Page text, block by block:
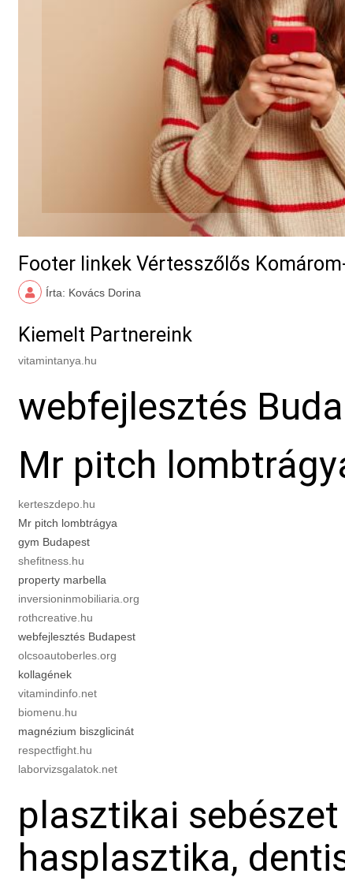
Footer linkek Vértesszőlős
Írta: Kovács Dorina
Kiemelt Partnereink
vitamintanya.hu
webfejlesztés
Mr pitch
kerteszdepo.hu
Mr pitch lombtrágya
gym Budapest
shefitness.hu
property marbella
inversioninmobiliaria.org
rothcreative.hu
webfejlesztés Budapest
olcsoautoberles.org
kollagének
vitamindinfo.net
biomenu.hu
magnézium biszglicinát
respectfight.hu
laborvizsgalatok.net
plasztikai sebészet
hasplasztika,